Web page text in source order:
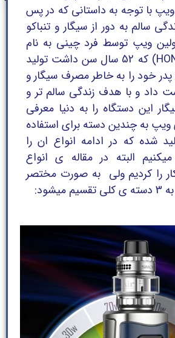
با توجه به داستانی که در پس
سالم به دور از سیگار و تنباکو
ویپ توسط فرد چینی به نام
هون لیک (HON LIK) که 52 سال سن داشت تولید
خود را به خاطر مصرف سیگار و
داد و با هدف زندگی سالم تر و
این دستگاه را به دنیا معرفی
به چندین دسته برای استفاده
شده که در ادامه انواع ان را
البته در مقاله ی انواع
را کردیم ولی به صورت مختصر